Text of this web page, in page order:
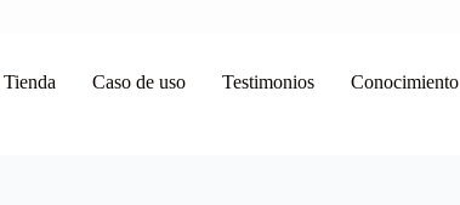
Tienda Caso de uso Testimonios Conocimiento